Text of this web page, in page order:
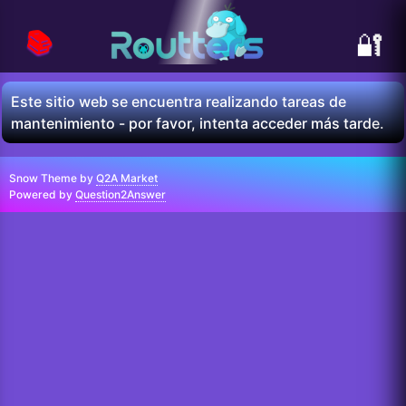
🔐
📚
Este sitio web se encuentra realizando tareas de
mantenimiento - por favor, intenta acceder más tarde.
Snow Theme by Q2A Market
Powered by Question2Answer